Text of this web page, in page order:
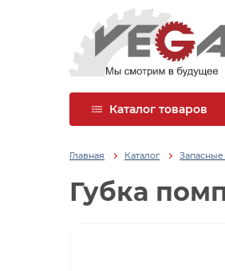
Каталог товаров
Главная Каталог Запасные
Губка